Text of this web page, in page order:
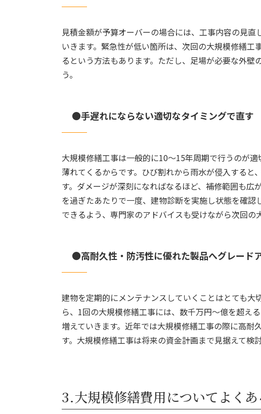
見積金額が予算オーバーの場合には、工事内容の見直
いきます。 緊急性が低い箇所は、次回の大規模修繕工
るという方法もあります。ただし、足場が必要な外
う。
●手遅れにならない適切なタイミングで直す
大規模修繕工事は一般的に10～15年周期で行うのが
薄れてくるからです。ひび割れから雨水が侵入する
す。ダメージが深刻になればなるほど、補修範囲も広
を過ぎたあたりで一度、建物診断を実施し状態を確認
できるよう、専門家のアドバイスも受けながら次回の
●高耐久性・防汚性に優れた製品へグレード
建物を定期的にメンテナンスしていくことはとても
ら、1回の大規模修繕工事には、数千万円～億を超え
増えていきます。近年では大規模修繕工事の際に高
す。 大規模修繕工事は将来の資金計画まで見据えて検
3.大規模修繕費用についてよく